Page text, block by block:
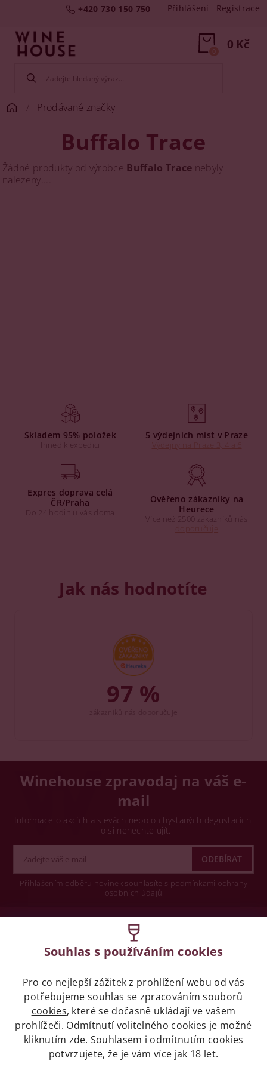
+420 730 150 750 Přihlášení Registrace
0 Kč
0
Prodávané značky
Buffalo Trace
Žádné produkty od výrobce Buffalo Trace nebyly
nalezeny....
Skladem 95% položek
Ihned k expedici
5 výdejních míst v Praze
Expres doprava celá
ČR/Praha
Do 24 hodin u vás doma
Ověřeno zákazníky na
Heurece
Více než 2500 zákazníků nás
Jak nás hodnotíte
97 %
Winehouse zpravodaj na váš e-
mail
Informace o akcích a slevách nebo o chystaných degustacích.
To si nenechte ujít.
Přihlášením odběru novinek souhlasíte s podmínkami ochrany
osobních údajů
Legislativa
Zákaz prodeje alkoholických nápojů osobám
mladších 18 let.
Naše služby
Souhlas s používáním cookies
Pro co nejlepší zážitek z prohlížení webu od vás
potřebujeme souhlas se zpracováním souborů
cookies, které se dočasně ukládají ve vašem
prohlížeči. Odmítnutí volitelného cookies je možné
kliknutím zde. Souhlasem i odmítnutím cookies
potvrzujete, že je vám více jak 18 let.